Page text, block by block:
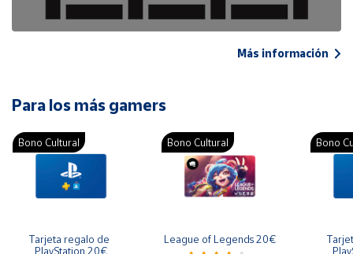
Más información
Para los más gamers
Bono Cultural
Tarjeta regalo de
PlayStation 20€
Bono Cultural
League of Legends 20€
Bono